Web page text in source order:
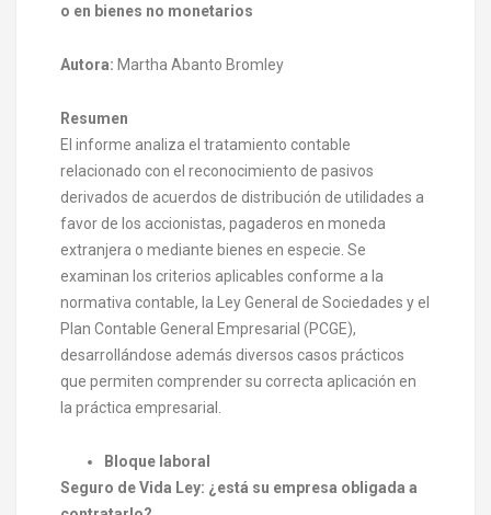
o en bienes no monetarios
Autora: Martha Abanto Bromley
Resumen
El informe analiza el tratamiento contable
relacionado con el reconocimiento de pasivos
derivados de acuerdos de distribución de utilidades a
favor de los accionistas, pagaderos en moneda
extranjera o mediante bienes en especie. Se
examinan los criterios aplicables conforme a la
normativa contable, la Ley General de Sociedades y el
Plan Contable General Empresarial (PCGE),
desarrollándose además diversos casos prácticos
que permiten comprender su correcta aplicación en
la práctica empresarial.
Bloque laboral
Seguro de Vida Ley: ¿está su empresa obligada a